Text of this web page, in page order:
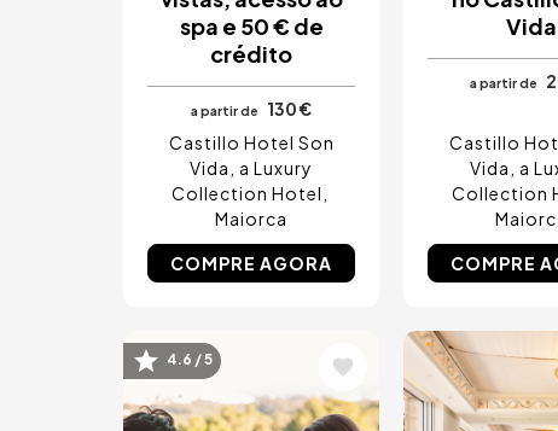
Riviera Maya, Mexicospa e 50 € de
crédito
a partir de
130 €
Castillo Hotel Son
Vida, a Luxury
Collection Hotel
Maiorca
COMPRE AGORA
Vida
a partir de
Castillo
Vida, a
Collection
COMPRE
Imagem
4.6 / 5 Imagem